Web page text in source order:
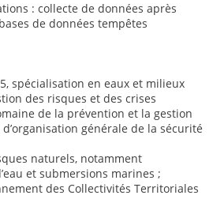
: collecte de données après
de données tempêtes
spécialisation en eaux et milieux
des risques et des crises
de la prévention et la gestion
générale de la sécurité
naturels, notamment
et submersions marines ;
des Collectivités Territoriales